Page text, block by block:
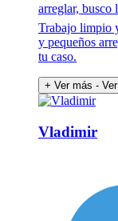
arreglar,
Trabajo limpio
y pequeños
tu caso.
+ Ver más -
Vladimir